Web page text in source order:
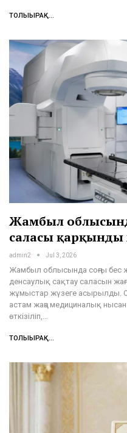
ТОЛЫҒЫРАҚ...
Жамбыл
саласы қарқынды
admin2 Jul 3, 2026
Жамбыл облысында соңғы
денсаулық сақтау саласын
жұмыстар жүзеге асырылды.
астам жаңа медициналық
өткізіліп,…
ТОЛЫҒЫРАҚ...